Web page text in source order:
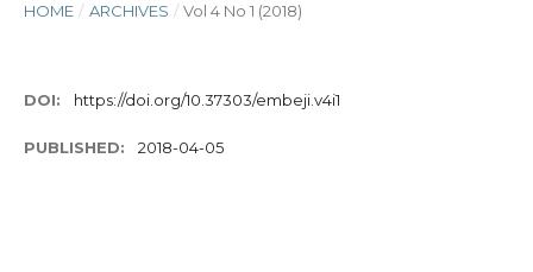
HOME / ARCHIVES / Vol 4 No 1 (2018)
DOI: https://doi.org/10.37303/embeji.v4i1
PUBLISHED: 2018-04-05